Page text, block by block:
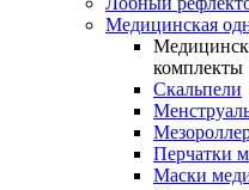
Медицинская
комплекты
Скальпели
Перчатки
Маски